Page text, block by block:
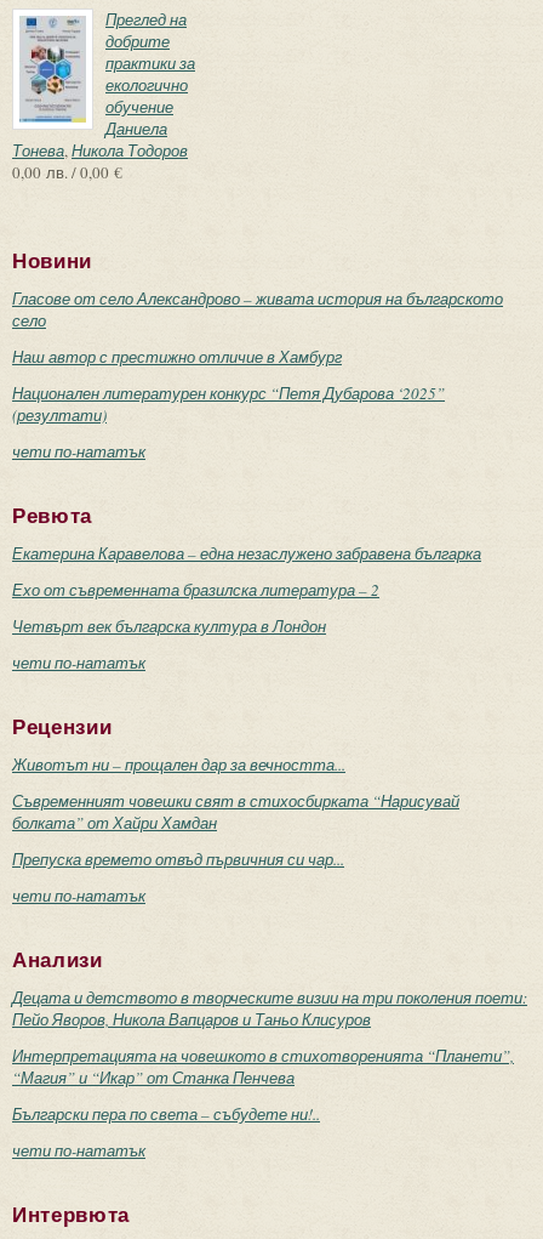
Преглед на
добрите
практики за
екологично
обучение
Даниела
Тонева,Никола Тодоров
0,00 лв. / 0,00 €
Новини
Гласове от село Александрово – живата история на българското
село
Наш автор с престижно отличие в Хамбург
Национален литературен конкурс “Петя Дубарова ‘2025”
(резултати)
чети по-нататък
Ревюта
Екатерина Каравелова – една незаслужено забравена българка
Ехо от съвременната бразилска литература – 2
Четвърт век българска култура в Лондон
чети по-нататък
Рецензии
Животът ни – прощален дар за вечността...
Съвременният човешки свят в стихосбирката “Нарисувай
болката” от Хайри Хамдан
Препуска времето отвъд първичния си чар...
чети по-нататък
Анализи
Децата и детството в творческите визии на три поколения поети:
Пейо Яворов, Никола Вапцаров и Таньо Клисуров
Интерпретацията на човешкото в стихотворенията “Планети”,
“Магия” и “Икар” от Станка Пенчева
Български пера по света – събудете ни!..
чети по-нататък
Интервюта